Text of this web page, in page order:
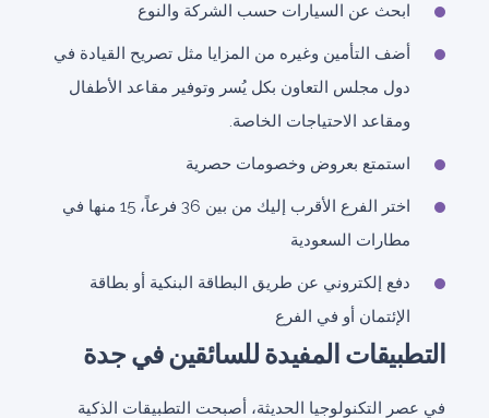
ابحث عن السيارات حسب الشركة والنوع
أضف التأمين وغيره من المزايا مثل تصريح القيادة في
دول مجلس التعاون بكل يُسر وتوفير مقاعد الأطفال
ومقاعد الاحتياجات الخاصة.
استمتع بعروض وخصومات حصرية
اختر الفرع الأقرب إليك من بين 36 فرعاً، 15 منها في
مطارات السعودية
دفع إلكتروني عن طريق البطاقة البنكية أو بطاقة
الإئتمان أو في الفرع
التطبيقات المفيدة للسائقين في جدة
في عصر التكنولوجيا الحديثة، أصبحت التطبيقات الذكية